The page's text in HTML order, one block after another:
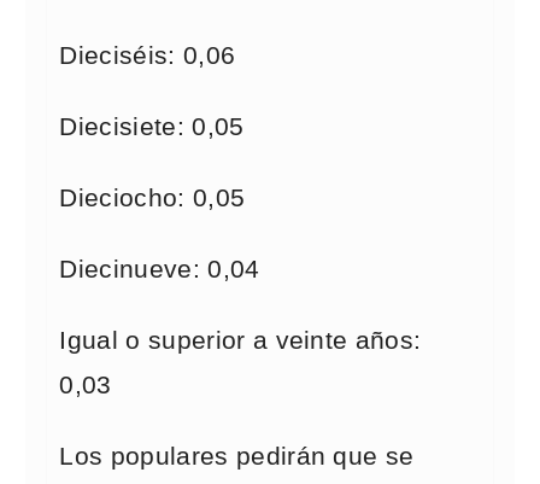
Dieciséis: 0,06
Diecisiete: 0,05
Dieciocho: 0,05
Diecinueve: 0,04
Igual o superior a veinte años:
0,03
Los populares pedirán que se